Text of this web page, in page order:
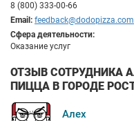
8 (800) 333-00-66
Email: feedback@dodopizza.com
Сфера деятельности:
Оказание услуг
ОТЗЫВ СОТРУДНИКА
ПИЦЦА В ГОРОДЕ
Алех